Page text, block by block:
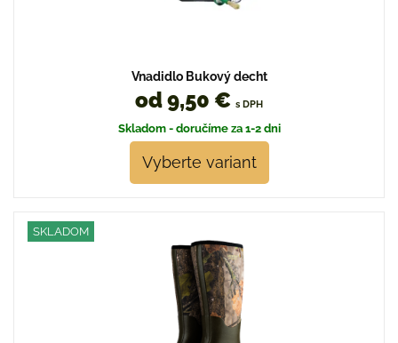
Vnadidlo Bukový decht
od 9,50 € s DPH
Skladom - doručíme za 1-2 dni
Vyberte variant
SKLADOM